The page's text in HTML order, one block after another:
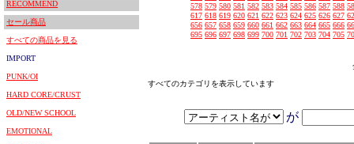
RECOMMEND
セール商品
すべての商品を見る
IMPORT
PUNK/OI
HARD CORE/CRUST
OLD/NEW SCHOOL
EMOTIONAL
578 579 580 581 582 583 584 585 586 587 588
617 618 619 620 621 622 623 624 625 626 627
656 657 658 659 660 661 662 663 664 665 666
695 696 697 698 699 700 701 702 703 704 705
すべてのカテゴリを表示しています
が